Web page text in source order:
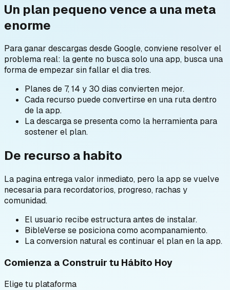
Un plan pequeno vence a una meta
enorme
Para ganar descargas desde Google, conviene resolver el
problema real: la gente no busca solo una app, busca una
forma de empezar sin fallar el dia tres.
Planes de 7, 14 y 30 dias convierten mejor.
Cada recurso puede convertirse en una ruta dentro
de la app.
La descarga se presenta como la herramienta para
sostener el plan.
De recurso a habito
La pagina entrega valor inmediato, pero la app se vuelve
necesaria para recordatorios, progreso, rachas y
comunidad.
El usuario recibe estructura antes de instalar.
BibleVerse se posiciona como acompanamiento.
La conversion natural es continuar el plan en la app.
Comienza a Construir tu Hábito Hoy
Elige tu plataforma